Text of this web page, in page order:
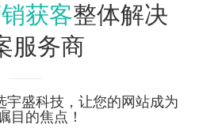
获客整体解决
服务商
宇盛科技，让您的网站成为
目的焦点！